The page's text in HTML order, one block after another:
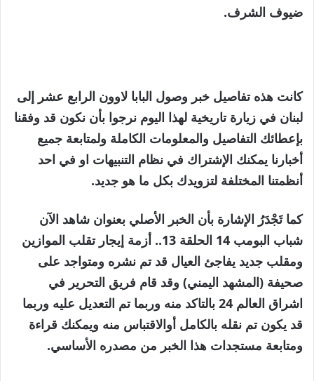
ضيوف الشرف.
كانت هذه تفاصيل خبر وصول البابا لاوون الرابع عشر إلى
لبنان في زيارة تاريخية لهذا اليوم نرجوا بأن نكون قد وفقنا
بإعطائك التفاصيل والمعلومات الكاملة ولمتابعة جميع
أخبارنا يمكنك الإشتراك في نظام التنبيهات او في احد
أنظمتنا المختلفة لتزويدك بكل ما هو جديد.
كما تَجْدَرُ الإشارة بأن الخبر الأصلي بعنوان شاهد الآن
شباب البومب 14 الحلقة 13.. أزمة إيجار تقلب الموازين
ومقلب جديد يفاجئ العيال قد تم نشره ومتواجد على
صحيفة (المشهد اليمني) وقد قام فريق التحرير في
اشراق العالم 24 بالتاكد منه وربما تم التعديل عليه وربما
قد يكون تم نقله بالكامل أوالاقتباس منه ويمكنك قراءة
ومتابعة مستجدات هذا الخبر من مصدره الأساسي.